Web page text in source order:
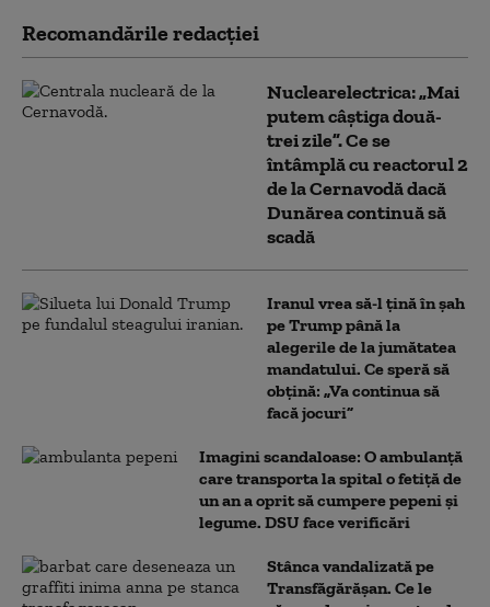
Recomandările redacţiei
Nuclearelectrica: „Mai
putem câștiga două-
trei zile”. Ce se
întâmplă cu reactorul 2
de la Cernavodă dacă
Dunărea continuă să
scadă
Iranul vrea să-l țină în șah
pe Trump până la
alegerile de la jumătatea
mandatului. Ce speră să
obțină: „Va continua să
facă jocuri”
Imagini scandaloase: O ambulanță
care transporta la spital o fetiță de
un an a oprit să cumpere pepeni și
legume. DSU face verificări
Stânca vandalizată pe
Transfăgărășan. Ce le